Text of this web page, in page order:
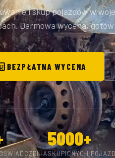
i skup pojazdów w
Darmowa wycena,
BEZPŁATNA WYCENA
5000+
SKUPIONYCH